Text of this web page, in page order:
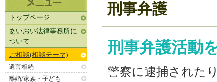
トップページ
あいおい法律事務所に
ついて
ご相談(相談テーマ)
遺言相続
離婚/家族・子ども
刑事弁護
刑事弁護活動
警察に逮捕された